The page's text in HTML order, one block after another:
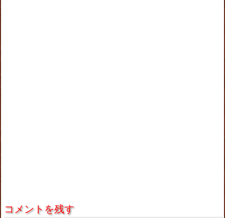
コメントを残す